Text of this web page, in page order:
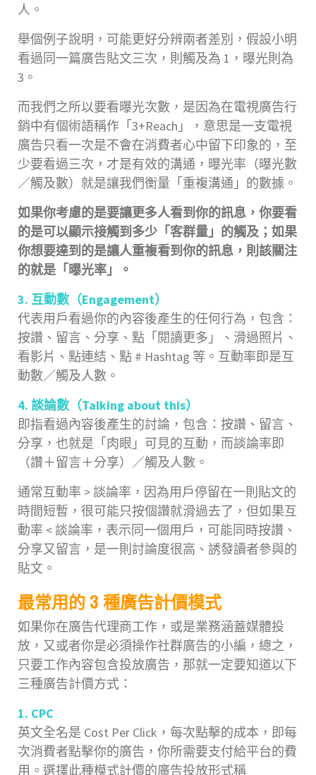
人。
舉個例子說明，可能更好分辨兩者差別，假設小明
看過同一篇廣告貼文三次，則觸及為 1，曝光則為
3。
而我們之所以要看曝光次數，是因為在電視廣告行
銷中有個術語稱作「3+Reach」，意思是一支電視
廣告只看一次是不會在消費者心中留下印象的，至
少要看過三次，才是有效的溝通，曝光率（曝光數
／觸及數）就是讓我們衡量「重複溝通」的數據。
如果你考慮的是要讓更多人看到你的訊息，你要看
的是可以顯示接觸到多少「客群量」的觸及；如果
你想要達到的是讓人重複看到你的訊息，則該關注
的就是「曝光率」。
3. 互動數（Engagement）
代表用戶看過你的內容後產生的任何行為，包含：
按讚、留言、分享、點「閱讀更多」、滑過照片、
看影片、點連結、點 # Hashtag 等。互動率即是互
動數／觸及人數。
4. 談論數（Talking about this）
即指看過內容後產生的討論，包含：按讚、留言、
分享，也就是「肉眼」可見的互動，而談論率即
（讚＋留言＋分享）／觸及人數。
通常互動率 > 談論率，因為用戶停留在一則貼文的
時間短暫，很可能只按個讚就滑過去了，但如果互
動率 < 談論率，表示同一個用戶，可能同時按讚、
分享又留言，是一則討論度很高、誘發讀者參與的
貼文。
最常用的 3 種廣告計價模式
如果你在廣告代理商工作，或是業務涵蓋媒體投
放，又或者你是必須操作社群廣告的小編，總之，
只要工作內容包含投放廣告，那就一定要知道以下
三種廣告計價方式：
1. CPC
英文全名是 Cost Per Click，每次點擊的成本，即每
次消費者點擊你的廣告，你所需要支付給平台的費
用。選擇此種模式計價的廣告投放形式稱